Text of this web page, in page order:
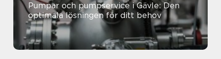
Pumpar och pumpservice i Gävle: Den
optimala lösningen för ditt behov